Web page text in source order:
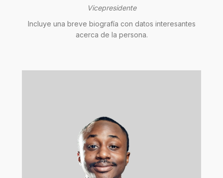
Vicepresidente
Incluye una breve biografía con datos interesantes
acerca de la persona.